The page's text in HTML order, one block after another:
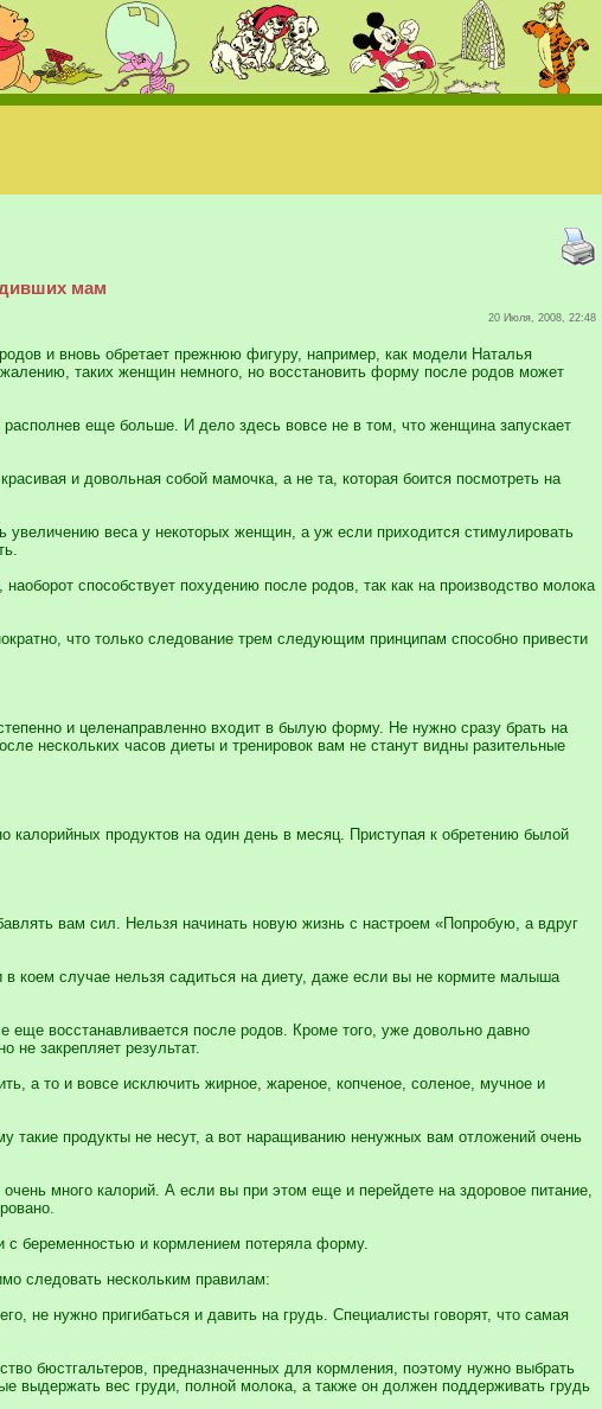
мам
20 Июля, 2008, 22:48
и вновь обретает прежнюю фигуру, например, как модели Наталья
таких женщин немного, но восстановить форму после родов может
еще больше. И дело здесь вовсе не в том, что женщина запускает
и довольная собой мамочка, а не та, которая боится посмотреть на
веса у некоторых женщин, а уж если приходится стимулировать
способствует похудению после родов, так как на производство молока
что только следование трем следующим принципам способно привести
и целенаправленно входит в былую форму. Не нужно сразу брать на
нескольких часов диеты и тренировок вам не станут видны разительные
калорийных продуктов на один день в месяц. Приступая к обретению былой
вам сил. Нельзя начинать новую жизнь с настроем «Попробую, а вдруг
коем случае нельзя садиться на диету, даже если вы не кормите малыша
еще восстанавливается после родов. Кроме того, уже довольно давно
не закрепляет результат.
а то и вовсе исключить жирное, жареное, копченое, соленое, мучное и
такие продукты не несут, а вот наращиванию ненужных вам отложений очень
много калорий. А если вы при этом еще и перейдете на здоровое питание,
с беременностью и кормлением потеряла форму.
следовать нескольким правилам:
не нужно пригибаться и давить на грудь. Специалисты говорят, что самая
бюстгальтеров, предназначенных для кормления, поэтому нужно выбрать
выдержать вес груди, полной молока, а также он должен поддерживать грудь